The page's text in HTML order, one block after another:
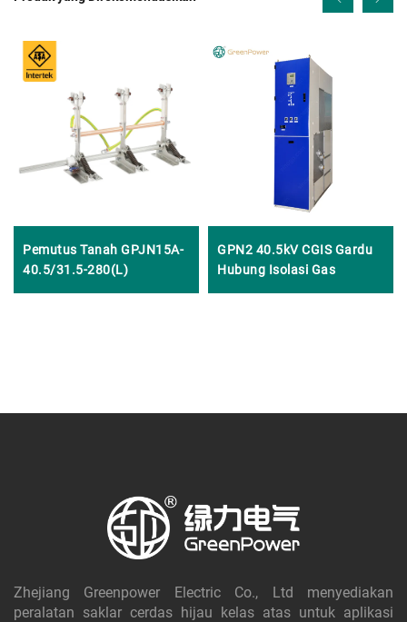
Pemutus Tanah GPJN15A-
40.5/31.5-280(L)
GPN2 40.5kV CGIS Gardu
Hubung Isolasi Gas
Zhejiang Greenpower Electric Co., Ltd menyediakan
peralatan saklar cerdas hijau kelas atas untuk aplikasi